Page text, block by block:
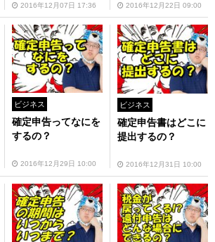
2016年12月07日 17:36 2016年12月22日 09:00
ビジネス
確定申告ってなにを
するの？
2016年12月29日 10:00
ビジネス
確定申告書はどこに
提出するの？
2016年12月31日 10:00